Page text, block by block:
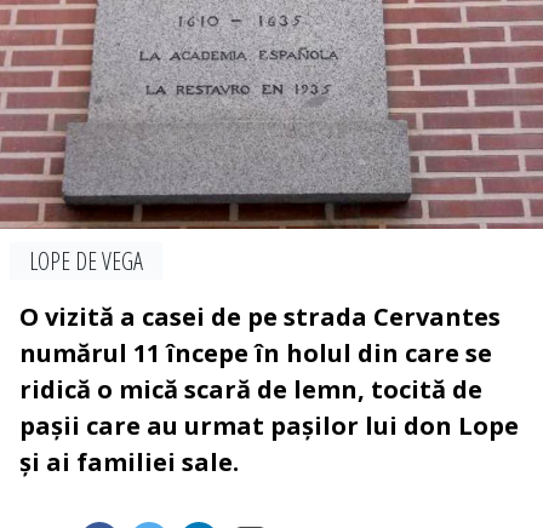
LOPE DE VEGA
O vizită a casei de pe strada Cervantes
numărul 11 începe în holul din care se
ridică o mică scară de lemn, tocită de
pașii care au urmat pașilor lui don Lope
și ai familiei sale.